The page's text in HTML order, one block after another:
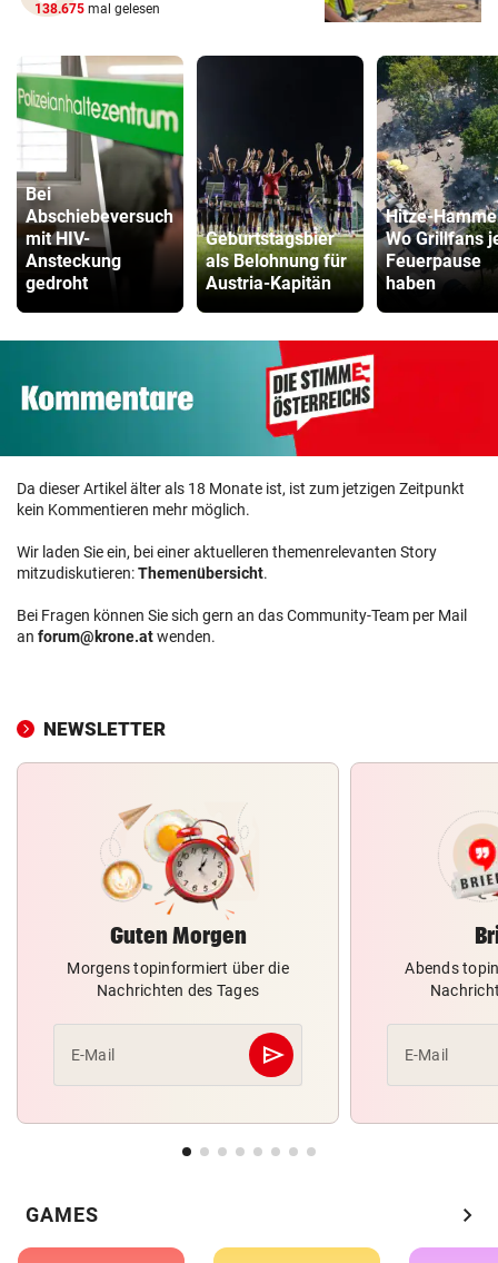
138.675 mal gelesen
Bei
Abschiebeversuch
mit HIV-
Ansteckung
gedroht
Geburtstagsbier
als Belohnung für
Austria-Kapitän
Hitze-
Wo Grillfans
Feuerpause
haben
Da dieser Artikel älter als 18 Monate ist, ist zum jetzigen Zeitpunkt
kein Kommentieren mehr möglich.
Wir laden Sie ein, bei einer aktuelleren themenrelevanten Story
mitzudiskutieren:Themenübersicht.
Bei Fragen können Sie sich gern an das Community-Team per Mail
an forum@krone.atwenden.
NEWSLETTER
Guten Morgen
Morgens topinformiert über die
Nachrichten des Tages
E-Mail send
Abschicken
Abends
E-Mail
GAMES chevron_right